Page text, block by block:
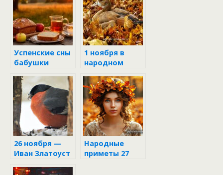
Успенские сны
бабушки
1 ноября в
народном
26 ноября —
Иван Златоуст
Народные
приметы 27